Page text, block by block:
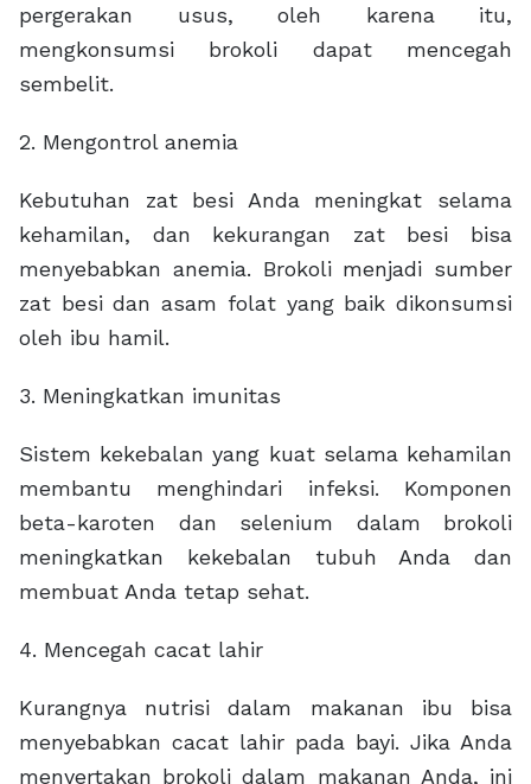
pergerakan usus, oleh karena itu,
mengkonsumsi brokoli dapat mencegah
sembelit.
2. Mengontrol anemia
Kebutuhan zat besi Anda meningkat selama
kehamilan, dan kekurangan zat besi bisa
menyebabkan anemia. Brokoli menjadi sumber
zat besi dan asam folat yang baik dikonsumsi
oleh ibu hamil.
3. Meningkatkan imunitas
Sistem kekebalan yang kuat selama kehamilan
membantu menghindari infeksi. Komponen
beta-karoten dan selenium dalam brokoli
meningkatkan kekebalan tubuh Anda dan
membuat Anda tetap sehat.
4. Mencegah cacat lahir
Kurangnya nutrisi dalam makanan ibu bisa
menyebabkan cacat lahir pada bayi. Jika Anda
menyertakan brokoli dalam makanan Anda, ini